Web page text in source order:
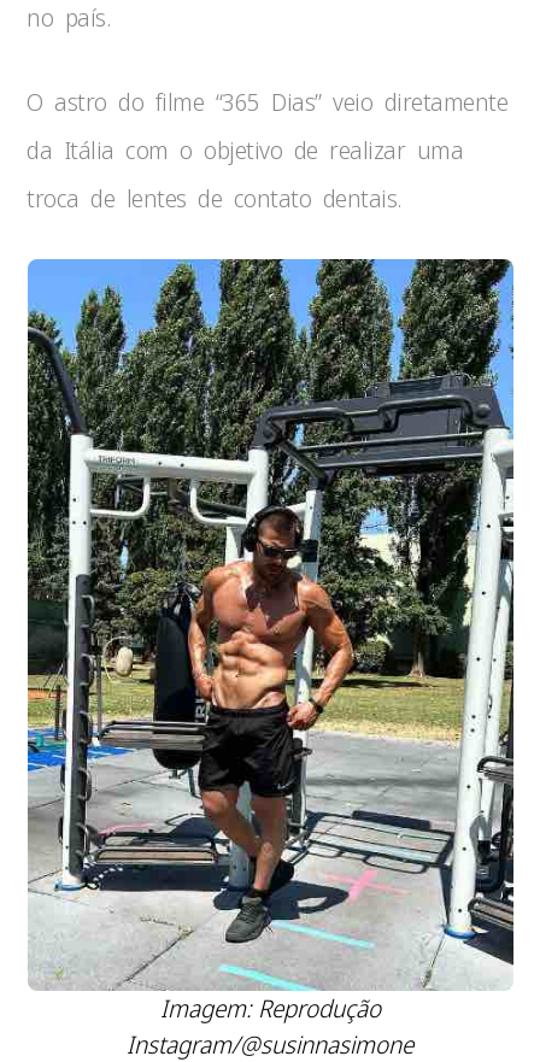
no país.
O astro do filme “365 Dias” veio diretamente
da Itália com o objetivo de realizar uma
troca de lentes de contato dentais.
Imagem: Reprodução
Instagram/@susinnasimone